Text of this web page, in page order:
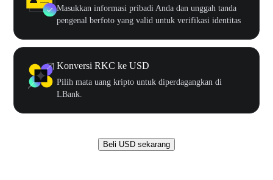
Masukkan informasi pribadi Anda dan unggah tanda
pengenal berfoto yang valid untuk verifikasi identitas
Konversi RKC ke USD
Pilih mata uang kripto untuk diperdagangkan di
LBank.
Beli USD sekarang